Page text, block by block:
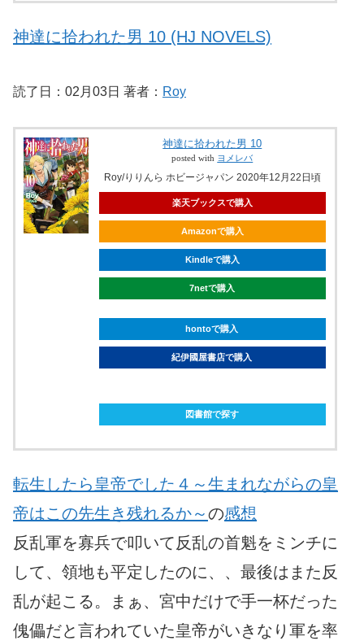
神達に拾われた男 10 (HJ NOVELS)
読了日：02月03日 著者： Roy
神達に拾われた男 10
posted with ヨメレバ
Roy/りりんら ホビージャパン 2020年12月22日頃
楽天ブックスで購入
Amazonで購入
Kindleで購入
7netで購入
hontoで購入
紀伊國屋書店で購入
図書館で探す
転生したら皇帝でした４～生まれながらの皇
帝はこの先生き残れるか～の感想
反乱軍を寡兵で叩いて反乱の首魁をミンチに
して、領地も平定したのに、、最後はまた反
乱が起こる。まぁ、宮中だけで手一杯だった
傀儡だと言われていた皇帝がいきなり軍を率